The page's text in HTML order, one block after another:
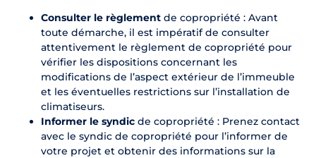
Consulter le règlementde copropriété : Avant
toute démarche, il est impératif de consulter
attentivement le règlement de copropriété pour
vérifier les dispositions concernant les
modifications de l’aspect extérieur de l’immeuble
et les éventuelles restrictions sur l’installation de
climatiseurs.
Informer le syndicde copropriété : Prenez contact
avec le syndic de copropriété pour l’informer de
votre projet et obtenir des informations sur la